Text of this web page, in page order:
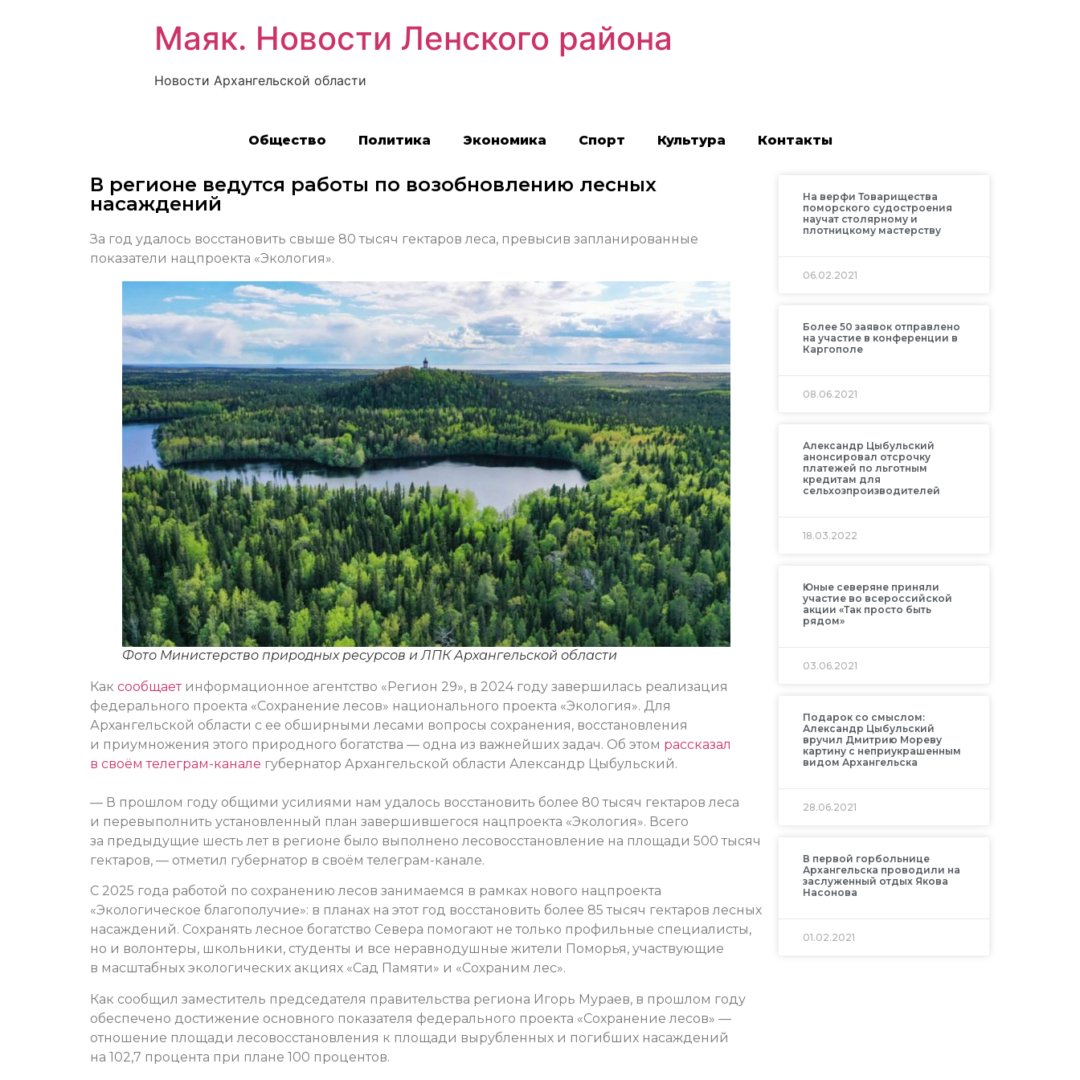
Маяк. Новости Ленского района
Новости Архангельской области
Общество Политика Экономика Спорт Культура Контакты
В регионе ведутся работы по возобновлению лесных
насаждений
За год удалось восстановить свыше 80 тысяч гектаров леса, превысив запланированные
показатели нацпроекта «Экология».
Фото Министерство природных ресурсов и ЛПК Архангельской области
Как сообщаетинформационное агентство «Регион 29», в 2024 году завершилась реализация
федерального проекта «Сохранение лесов» национального проекта «Экология». Для
Архангельской области с ее обширными лесами вопросы сохранения, восстановления
и приумножения этого природного богатства — одна из важнейших задач. Об этом рассказал
в своём телеграм-канале губернатор Архангельской области Александр Цыбульский.
— В прошлом году общими усилиями нам удалось восстановить более 80 тысяч гектаров леса
и перевыполнить установленный план завершившегося нацпроекта «Экология». Всего
за предыдущие шесть лет в регионе было выполнено лесовосстановление на площади 500 тысяч
гектаров, — отметил губернатор в своём телеграм-канале.
С 2025 года работой по сохранению лесов занимаемся в рамках нового нацпроекта
«Экологическое благополучие»: в планах на этот год восстановить более 85 тысяч гектаров лесных
насаждений. Сохранять лесное богатство Севера помогают не только профильные специалисты,
но и волонтеры, школьники, студенты и все неравнодушные жители Поморья, участвующие
в масштабных экологических акциях «Сад Памяти» и «Сохраним лес».
Как сообщил заместитель председателя правительства региона Игорь Мураев, в прошлом году
обеспечено достижение основного показателя федерального проекта «Сохранение лесов» —
отношение площади лесовосстановления к площади вырубленных и погибших насаждений
на 102,7 процента при плане 100 процентов.
На верфи Товарищества
поморского судостроения
научат столярному и
плотницкому мастерству
06.02.2021
Более 50 заявок отправлено
на участие в конференции в
Каргополе
08.06.2021
Александр Цыбульский
анонсировал отсрочку
платежей по льготным
кредитам для
сельхозпроизводителей
18.03.2022
Юные северяне приняли
участие во всероссийской
акции «Так просто быть
рядом»
03.06.2021
Подарок со смыслом:
Александр Цыбульский
вручил Дмитрию Мореву
картину с неприукрашенным
видом Архангельска
28.06.2021
В первой горбольнице
Архангельска проводили на
заслуженный отдых Якова
Насонова
01.02.2021